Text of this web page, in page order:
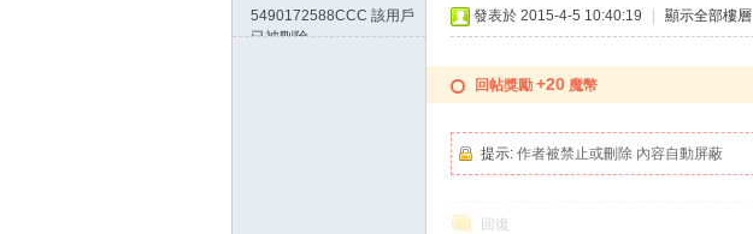
5490172588CCC 該用戶
已被刪除
發表於 2015-4-5 10:40:19 顯示全部樓層
回帖獎勵 +20 魔幣
提示: 作者被禁止或刪除 內容自動屏蔽
回復